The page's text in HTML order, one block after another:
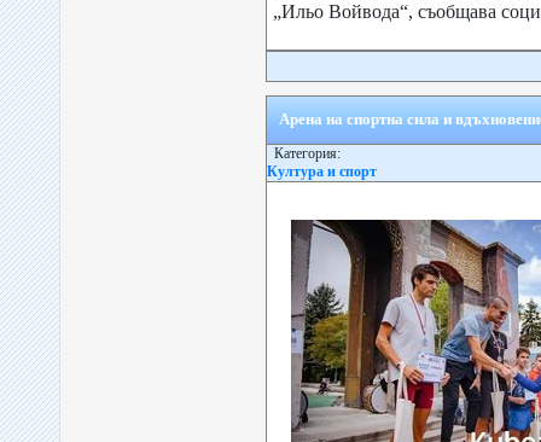
„Ильо Войвода“, съобщава
Арена на спортна сила и
Категория:
Култура и спорт